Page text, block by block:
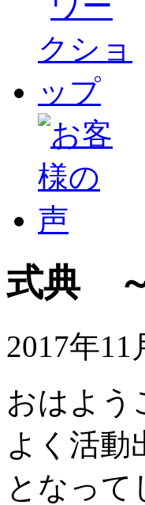
式典
2017年11
おはよう
よく活動
となって